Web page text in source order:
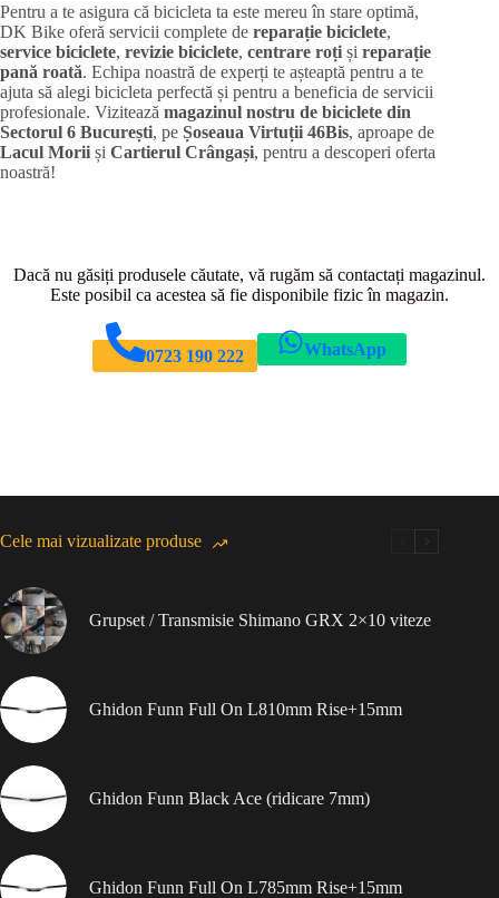
Pentru a te asigura că bicicleta ta este mereu în stare optimă,
DK Bike oferă servicii complete de reparație biciclete,
service biciclete, revizie biciclete, centrare roți și reparație
pană roată. Echipa noastră de experți te așteaptă pentru a te
ajuta să alegi bicicleta perfectă și pentru a beneficia de servicii
profesionale. Vizitează magazinul nostru de biciclete din
Sectorul 6 București, pe Șoseaua Virtuții 46Bis, aproape de
Lacul Morii și Cartierul Crângași, pentru a descoperi oferta
noastră!
Dacă nu găsiți produsele căutate, vă rugăm să contactați magazinul.
Este posibil ca acestea să fie disponibile fizic în magazin.
0723 190 222 WhatsApp
Cele mai vizualizate produse
Grupset / Transmisie Shimano GRX 2×10 viteze
Ghidon Funn Full On L810mm Rise+15mm
Ghidon Funn Black Ace (ridicare 7mm)
Ghidon Funn Full On L785mm Rise+15mm